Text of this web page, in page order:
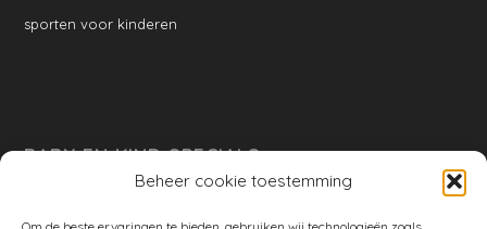
Beheer cookie toestemming
sporten voor kinderen
BABY EN KIND SPECIALS